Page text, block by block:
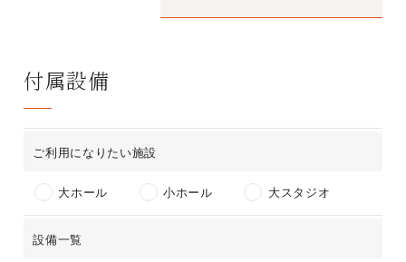
付属設備
ご利用になりたい施設
大ホール 小ホール 大スタジオ
設備一覧